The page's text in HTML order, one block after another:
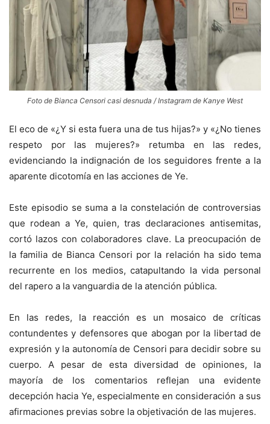
Foto de Bianca Censori casi desnuda / Instagram de Kanye West
El eco de «¿Y si esta fuera una de tus hijas?» y «¿No tienes
respeto por las mujeres?» retumba en las redes,
evidenciando la indignación de los seguidores frente a la
aparente dicotomía en las acciones de Ye.
Este episodio se suma a la constelación de controversias
que rodean a Ye, quien, tras declaraciones antisemitas,
cortó lazos con colaboradores clave. La preocupación de
la familia de Bianca Censori por la relación ha sido tema
recurrente en los medios, catapultando la vida personal
del rapero a la vanguardia de la atención pública.
En las redes, la reacción es un mosaico de críticas
contundentes y defensores que abogan por la libertad de
expresión y la autonomía de Censori para decidir sobre su
cuerpo. A pesar de esta diversidad de opiniones, la
mayoría de los comentarios reflejan una evidente
decepción hacia Ye, especialmente en consideración a sus
afirmaciones previas sobre la objetivación de las mujeres.